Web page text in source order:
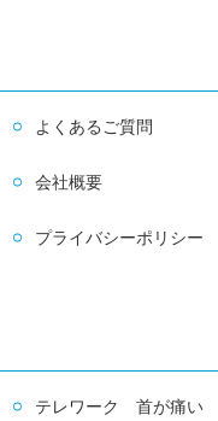
よくあるご質問
会社概要
プライバシーポリシー
テレワーク 首が痛い